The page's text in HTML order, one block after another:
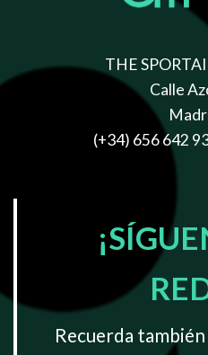
THE
Calle
(+34) 656 642
Recuerda